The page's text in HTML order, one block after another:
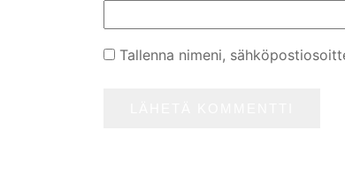
Tallenna nimeni,